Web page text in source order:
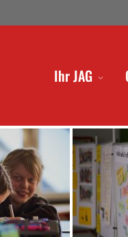
Ihr JAG